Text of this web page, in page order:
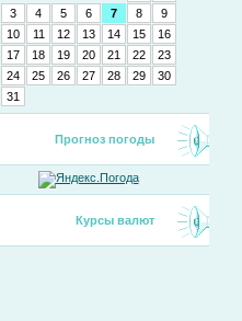
3
4 5 6 7 8
9
10
11 12 13 14 15
16
17
18 19 20 21 22
23
24
25 26 27 28 29
30
31
Прогноз погоды
Курсы валют